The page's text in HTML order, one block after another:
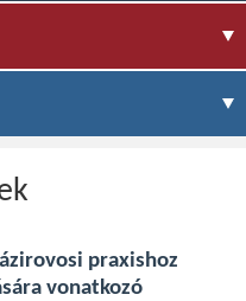
praxishoz
vonatkozó